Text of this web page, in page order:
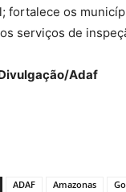
fortalece os
serviços de
Adaf
ADAF Amazonas